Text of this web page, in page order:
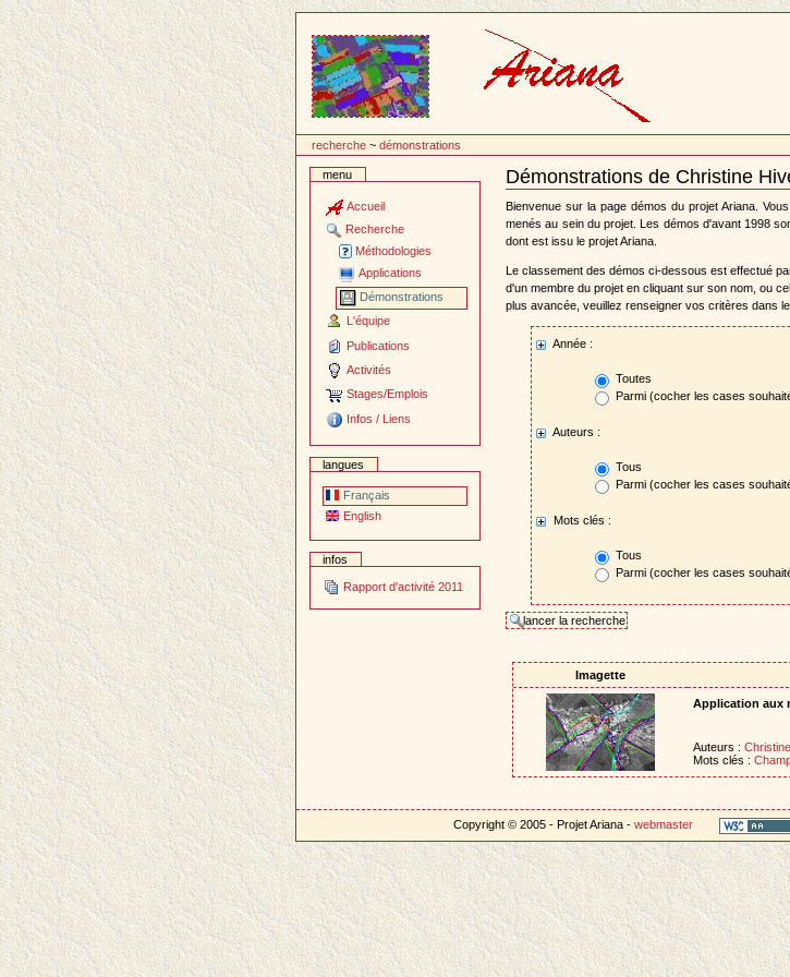
contenu
recherche ~démonstrations
menu
Accueil
Recherche
Méthodologies
Applications
Démonstrations
L'équipe
Publications
Activités
Stages/Emplois
Infos / Liens
langues
Français
English
infos
Rapport d'activité 2011
Démonstrations de Christine
Document
Actions
Bienvenue sur la page démos du projet Ariana.
menés au sein du projet. Les démos d'avant 1998
dont est issu le projet Ariana.
Le classement des démos ci-dessous est effectué
d'un membre du projet en cliquant sur son nom, ou
plus avancée, veuillez renseigner vos critères dans
Année :
Toutes
Parmi (cocher les cases
Auteurs :
Tous
Parmi (cocher les cases
Mots clés :
Tous
Parmi (cocher les cases
Imagette
Application aux
Auteurs :
Mots clés :
Copyright © 2005 - Projet Ariana -webmaster